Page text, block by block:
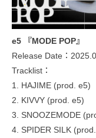
e5 『MODE POP』
Release Date：
Tracklist：
1. HAJIME (prod. e5)
2. KIVVY (prod. e5)
3. SNOOZEMODE
4. SPIDER SILK